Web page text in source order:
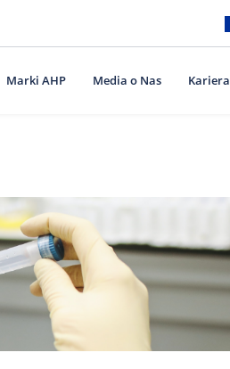
Marki AHP Media o Nas Kariera